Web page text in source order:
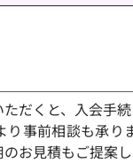
だくと、入会手
り事前相談も承
お見積もご提案し